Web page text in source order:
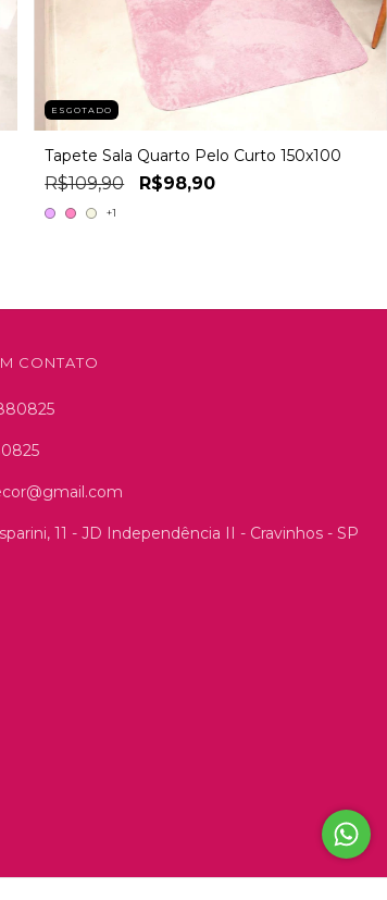
ESGOTADO
Tapete Sala Quarto Pelo Curto 150x100
R$109,90 R$98,90
+1
CONTATO
11 - JD Independência II - Cravinhos - SP